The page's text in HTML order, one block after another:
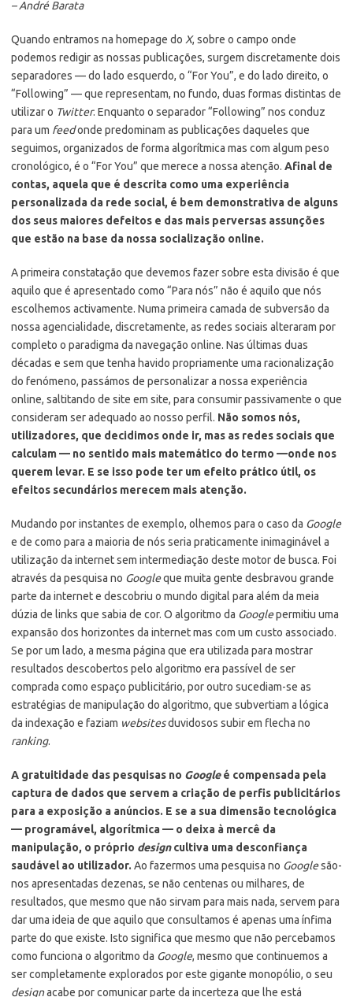
– André Barata
Quando entramos na homepage do X, sobre o campo onde
podemos redigir as nossas publicações, surgem discretamente dois
separadores — do lado esquerdo, o “For You”, e do lado direito, o
“Following” — que representam, no fundo, duas formas distintas de
utilizar o Twitter. Enquanto o separador “Following” nos conduz
para um feedonde predominam as publicações daqueles que
seguimos, organizados de forma algorítmica mas com algum peso
cronológico, é o “For You” que merece a nossa atenção. Afinal de
contas, aquela que é descrita como uma experiência
personalizada da rede social, é bem demonstrativa de alguns
dos seus maiores defeitos e das mais perversas assunções
que estão na base da nossa socialização online.
A primeira constatação que devemos fazer sobre esta divisão é que
aquilo que é apresentado como “Para nós” não é aquilo que nós
escolhemos activamente. Numa primeira camada de subversão da
nossa agencialidade, discretamente, as redes sociais alteraram por
completo o paradigma da navegação online. Nas últimas duas
décadas e sem que tenha havido propriamente uma racionalização
do fenómeno, passámos de personalizar a nossa experiência
online, saltitando de site em site, para consumir passivamente o que
consideram ser adequado ao nosso perfil. Não somos nós,
utilizadores, que decidimos onde ir, mas as redes sociais que
calculam — no sentido mais matemático do termo —onde nos
querem levar. E se isso pode ter um efeito prático útil, os
efeitos secundários merecem mais atenção.
Mudando por instantes de exemplo, olhemos para o caso da Google
e de como para a maioria de nós seria praticamente inimaginável a
utilização da internet sem intermediação deste motor de busca. Foi
através da pesquisa no Googleque muita gente desbravou grande
parte da internet e descobriu o mundo digital para além da meia
dúzia de links que sabia de cor. O algoritmo da Googlepermitiu uma
expansão dos horizontes da internet mas com um custo associado.
Se por um lado, a mesma página que era utilizada para mostrar
resultados descobertos pelo algoritmo era passível de ser
comprada como espaço publicitário, por outro sucediam-se as
estratégias de manipulação do algoritmo, que subvertiam a lógica
da indexação e faziam websitesduvidosos subir em flecha no
ranking.
A gratuitidade das pesquisas no Googleé compensada pela
captura de dados que servem a criação de perfis publicitários
para a exposição a anúncios. E se a sua dimensão tecnológica
— programável, algorítmica — o deixa à mercê da
manipulação, o próprio designcultiva uma desconfiança
saudável ao utilizador. Ao fazermos uma pesquisa no Googlesão-
nos apresentadas dezenas, se não centenas ou milhares, de
resultados, que mesmo que não sirvam para mais nada, servem para
dar uma ideia de que aquilo que consultamos é apenas uma ínfima
parte do que existe. Isto significa que mesmo que não percebamos
como funciona o algoritmo da Google, mesmo que continuemos a
ser completamente explorados por este gigante monopólio, o seu
designacabe por comunicar parte da incerteza que lhe está